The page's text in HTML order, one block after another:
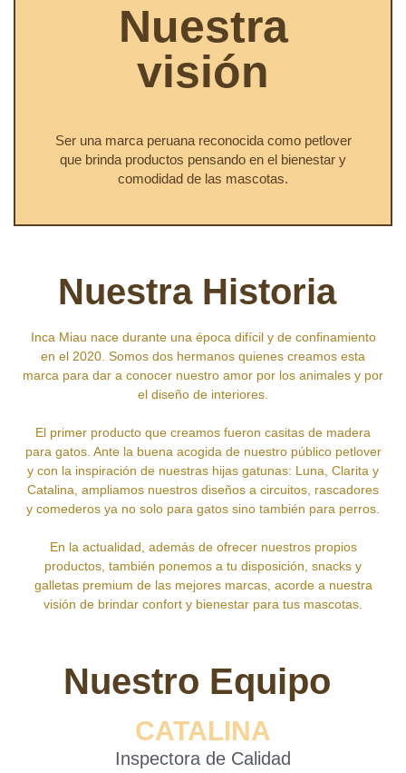
Nuestra
visión
Ser una marca peruana reconocida como petlover
que brinda productos pensando en el bienestar y
comodidad de las mascotas.
Nuestra Historia
Inca Miau nace durante una época difícil y de confinamiento
en el 2020. Somos dos hermanos quienes creamos esta
marca para dar a conocer nuestro amor por los animales y por
el diseño de interiores.
El primer producto que creamos fueron casitas de madera
para gatos. Ante la buena acogida de nuestro público petlover
y con la inspiración de nuestras hijas gatunas: Luna, Clarita y
Catalina, ampliamos nuestros diseños a circuitos, rascadores
y comederos ya no solo para gatos sino también para perros.
En la actualidad, además de ofrecer nuestros propios
productos, también ponemos a tu disposición, snacks y
galletas premium de las mejores marcas, acorde a nuestra
visión de brindar confort y bienestar para tus mascotas.
Nuestro Equipo
CATALINA
Inspectora de Calidad